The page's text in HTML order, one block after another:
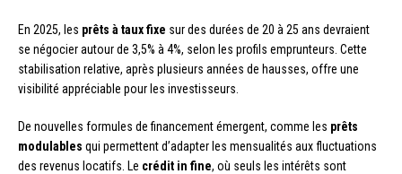
En 2025, les prêts à taux fixe sur des durées de 20 à 25 ans devraient
se négocier autour de 3,5% à 4%, selon les profils emprunteurs. Cette
stabilisation relative, après plusieurs années de hausses, offre une
visibilité appréciable pour les investisseurs.
De nouvelles formules de financement émergent, comme les prêts
modulables qui permettent d’adapter les mensualités aux fluctuations
des revenus locatifs. Le crédit in fine, où seuls les intérêts sont